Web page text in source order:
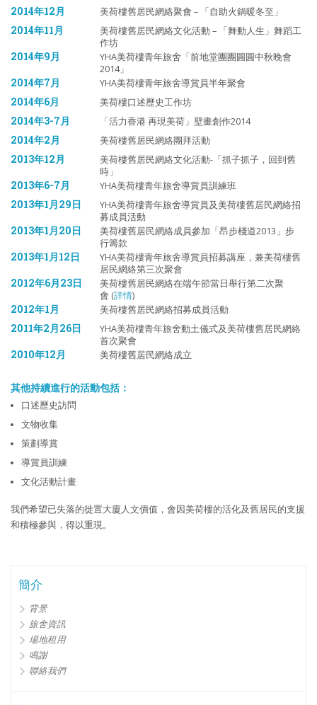
2014年12月 美荷樓舊居民網絡聚會 – 「自助火鍋暖冬至」
2014年11月
美荷樓舊居民網絡文化活動 – 「舞動人生」舞蹈工
作坊
2014年9月
YHA美荷樓青年旅舍「前地堂團團圓圓中秋晚會
2014」
2014年7月 YHA美荷樓青年旅舍導賞員半年聚會
2014年6月 美荷樓口述歷史工作坊
2014年3-7月 「活力香港 再現美荷」壁畫創作2014
2014年2月 美荷樓舊居民網絡團拜活動
2013年12月
美荷樓舊居民網絡文化活動-「抓子抓子，回到舊
時」
2013年6-7月 YHA美荷樓青年旅舍導賞員訓練班
2013年1月29日
YHA美荷樓青年旅舍導賞員及美荷樓舊居民網絡招
募成員活動
2013年1月20日
美荷樓舊居民網絡成員參加「昂步棧道2013」步
行籌款
2013年1月12日
YHA美荷樓青年旅舍導賞員招募講座，兼美荷樓舊
居民網絡第三次聚會
2012年6月23日
美荷樓舊居民網絡在端午節當日舉行第二次聚
會 (詳情)
2012年1月 美荷樓舊居民網絡招募成員活動
2011年2月26日
YHA美荷樓青年旅舍動土儀式及美荷樓舊居民網絡
首次聚會
2010年12月 美荷樓舊居民網絡成立
其他持續進行的活動包括：
口述歷史訪問
文物收集
策劃導賞
導賞員訓練
文化活動計畫
我們希望已失落的徙置大廈人文價值，會因美荷樓的活化及舊居民的支援
和積極參與，得以重現。
簡介
背景
旅舍資訊
場地租用
鳴謝
聯絡我們